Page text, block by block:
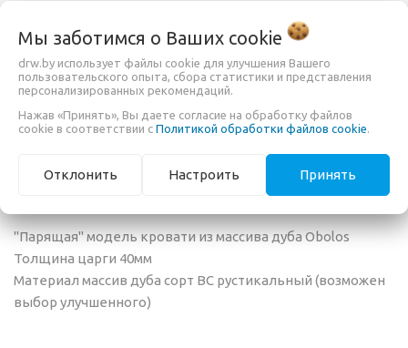
До конца акции осталось:
20
сут.
19
час.
35
мин. сек.
"Парящая" модель кровати из массива дуба Obolos
Толщина царги 40мм
Материал массив дуба сорт ВС рустикальный (возможен
выбор улучшенного)
Мы заботимся о Ваших cookie
drw.by использует файлы cookie для улучшения Вашего
пользовательского опыта, сбора статистики и представления
персонализированных рекомендаций.
Нажав «Принять», Вы даете согласие на обработку файлов
cookie в соответствии с Политикой обработки файлов cookie.
Отклонить Настроить Принять